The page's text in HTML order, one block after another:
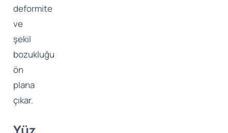
deformite
ve
şekil
bozukluğu
ön
plana
çıkar.